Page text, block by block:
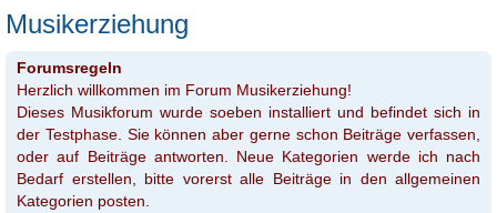
Musikerziehung
Forumsregeln
Herzlich willkommen im Forum Musikerziehung!
Dieses Musikforum wurde soeben installiert und befindet sich in
der Testphase. Sie können aber gerne schon Beiträge verfassen,
oder auf Beiträge antworten. Neue Kategorien werde ich nach
Bedarf erstellen, bitte vorerst alle Beiträge in den allgemeinen
Kategorien posten.